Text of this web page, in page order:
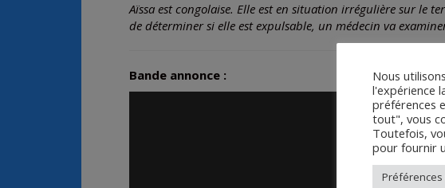
Aïssa est congolaise. Elle est en situation irrégulière sur le
de déterminer si elle est expulsable, un médecin va
Bande annonce :
Nous
l'expérience
préférences
tout", vous
Toutefois,
pour fournir
Préférences